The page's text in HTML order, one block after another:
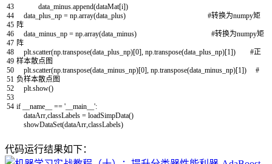
43
44
45
46
47
48
49
50
51
52
53
54
data_minus.append(dataMat[i])
data_plus_np = np.array(data_plus)
#转换为numpy矩
阵
data_minus_np = np.array(data_minus)
#转换为numpy矩
阵
plt.scatter(np.transpose(data_plus_np)[0], np.transpose(data_plus_np)[1])
#正
样本散点图
plt.scatter(np.transpose(data_minus_np)[0], np.transpose(data_minus_np)[1])
#
负样本散点图
plt.show()
if __name__ == '__main__':
dataArr,classLabels = loadSimpData()
showDataSet(dataArr,classLabels)
代码运行结果如下：